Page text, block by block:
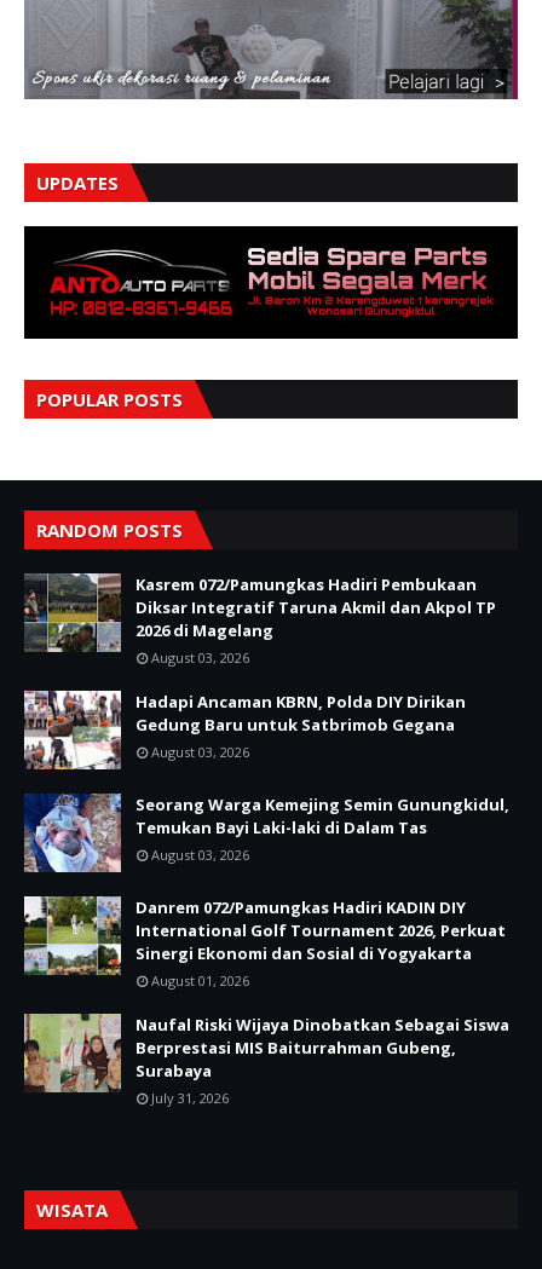
UPDATES
POPULAR POSTS
RANDOM POSTS
Kasrem 072/Pamungkas Hadiri Pembukaan
Diksar Integratif Taruna Akmil dan Akpol TP
2026 di Magelang
August 03, 2026
Hadapi Ancaman KBRN, Polda DIY Dirikan
Gedung Baru untuk Satbrimob Gegana
August 03, 2026
Seorang Warga Kemejing Semin Gunungkidul,
Temukan Bayi Laki-laki di Dalam Tas
August 03, 2026
Danrem 072/Pamungkas Hadiri KADIN DIY
International Golf Tournament 2026, Perkuat
Sinergi Ekonomi dan Sosial di Yogyakarta
August 01, 2026
Naufal Riski Wijaya Dinobatkan Sebagai Siswa
Berprestasi MIS Baiturrahman Gubeng,
Surabaya
July 31, 2026
WISATA